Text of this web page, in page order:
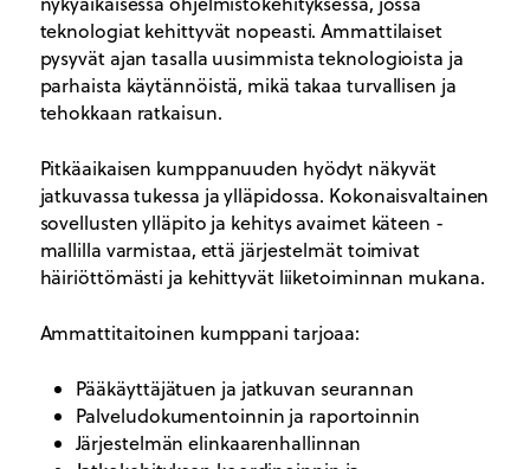
teknologiat kehittyvät nopeasti. Ammattilaiset
pysyvät ajan tasalla uusimmista teknologioista ja
parhaista käytännöistä, mikä takaa turvallisen ja
tehokkaan ratkaisun.
Pitkäaikaisen kumppanuuden hyödyt näkyvät
jatkuvassa tukessa ja ylläpidossa. Kokonaisvaltainen
sovellusten ylläpito ja kehitys avaimet käteen -
mallilla varmistaa, että järjestelmät toimivat
häiriöttömästi ja kehittyvät liiketoiminnan mukana.
Ammattitaitoinen kumppani tarjoaa:
Pääkäyttäjätuen ja jatkuvan seurannan
Palveludokumentoinnin ja raportoinnin
Järjestelmän elinkaarenhallinnan